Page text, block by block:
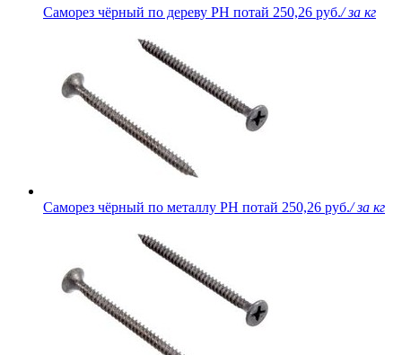
Саморез чёрный по дереву PH потай 250,26 руб./ за кг
Саморез чёрный по металлу PH потай 250,26 руб./ за кг